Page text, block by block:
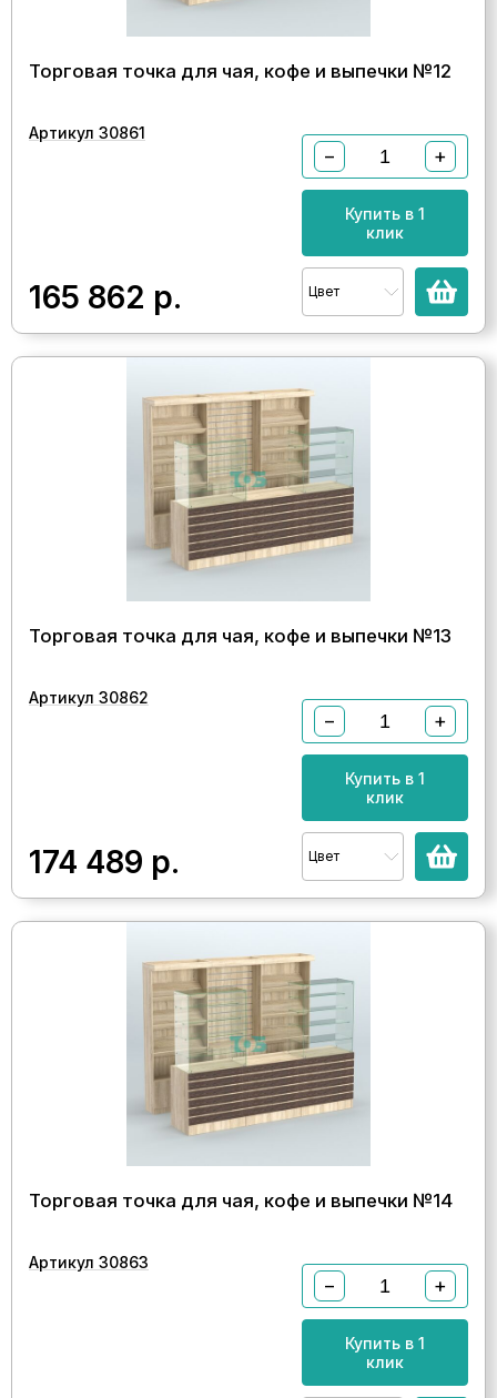
Торговая точка для чая, кофе и выпечки №12
Артикул 30861
165 862 р.
− +
Купить в 1
клик
Цвет
Торговая точка для чая, кофе и выпечки №13
Артикул 30862
174 489 р.
− +
Купить в 1
клик
Цвет
Торговая точка для чая, кофе и выпечки №14
Артикул 30863
− +
Купить в 1
клик